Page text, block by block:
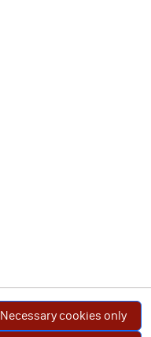
Necessary cookies only